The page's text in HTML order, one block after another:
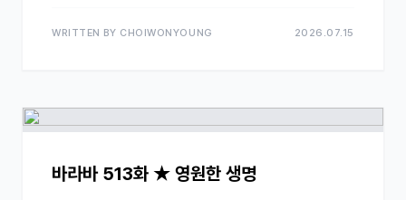
WRITTEN BY CHOIWONYOUNG 2026.07.15
바라바 513화 ★ 영원한 생명